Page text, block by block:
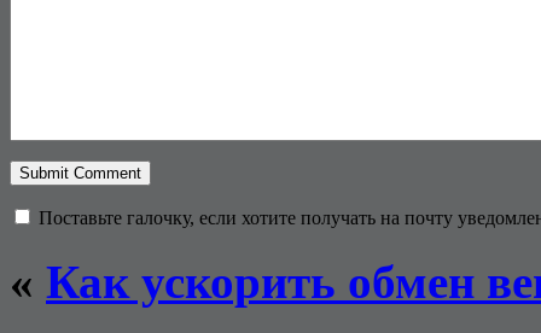
Поставьте галочку, если хотите получать на почту
« Как ускорить обмен